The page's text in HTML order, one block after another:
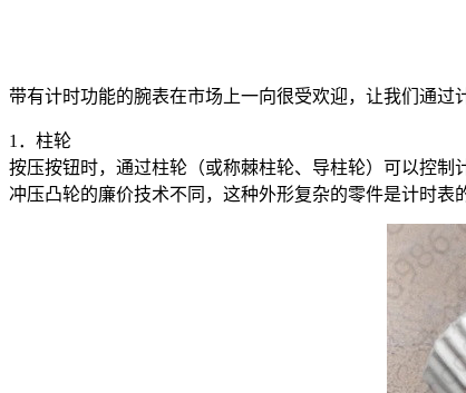
带有计时功能的腕表在市场上一向很受欢迎，让我们通过
1．柱轮
按压按钮时，通过柱轮（或称棘柱轮、导柱轮）可以控
冲压凸轮的廉价技术不同，这种外形复杂的零件是计时表